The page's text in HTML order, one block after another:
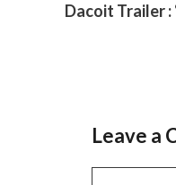
Dacoit
Leave a